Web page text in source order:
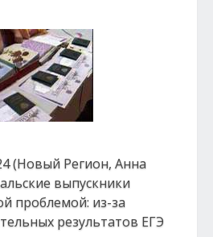
(Новый Регион, Анна
выпускники
проблемой: из-за
результатов ЕГЭ